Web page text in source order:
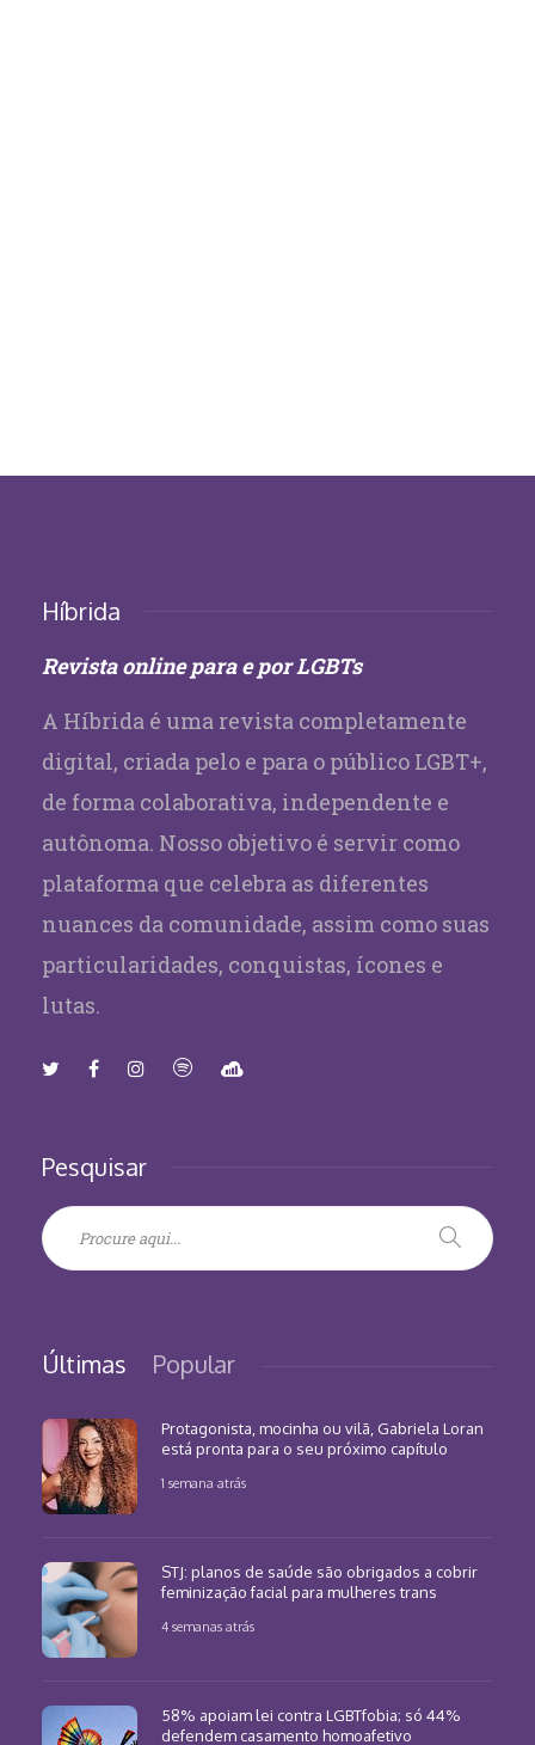
Híbrida
Revista online para e por LGBTs
A Híbrida é uma revista completamente
digital, criada pelo e para o público LGBT+,
de forma colaborativa, independente e
autônoma. Nosso objetivo é servir como
plataforma que celebra as diferentes
nuances da comunidade, assim como suas
particularidades, conquistas, ícones e
lutas.
Pesquisar
Últimas Popular
Protagonista, mocinha ou vilã, Gabriela Loran
está pronta para o seu próximo capítulo
1 semana atrás
STJ: planos de saúde são obrigados a cobrir
feminização facial para mulheres trans
4 semanas atrás
58% apoiam lei contra LGBTfobia; só 44%
defendem casamento homoafetivo